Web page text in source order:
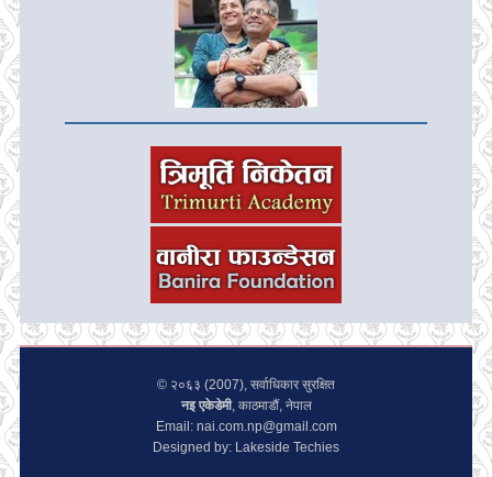
© २०६३ (2007), सर्वाधिकार सुरक्षित
नइ एकेडेमी, काठमाडौं, नेपाल
Email: nai.com.np@gmail.com
Designed by: Lakeside Techies